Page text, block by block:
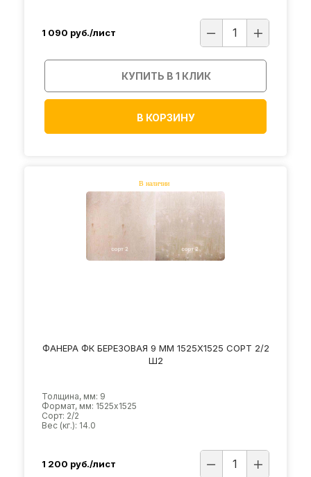
1 090 руб./лист
КУПИТЬ В 1 КЛИК
В КОРЗИНУ
ФАНЕРА ФК БЕРЕЗОВАЯ 9 ММ 1525Х1525 СОРТ 2/2
Ш2
Толщина, мм: 9
Формат, мм: 1525х1525
Сорт: 2/2
Вес (кг.): 14.0
1 200 руб./лист